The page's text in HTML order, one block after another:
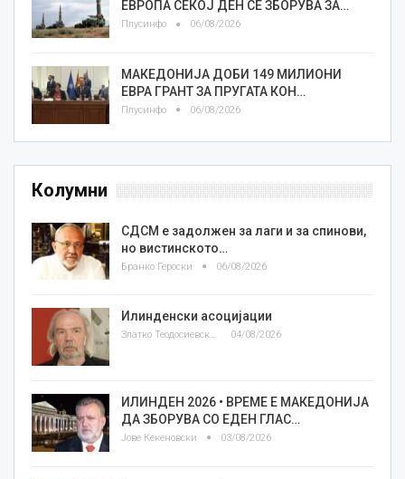
ЕВРОПА СЕКОЈ ДЕН СЕ ЗБОРУВА ЗА…
Плусинфо 06/08/2026
МАКЕДОНИЈА ДОБИ 149 МИЛИОНИ
ЕВРА ГРАНТ ЗА ПРУГАТА КОН…
Плусинфо 06/08/2026
Колумни
СДСМ е задолжен за лаги и за спинови,
но вистинското…
Бранко Героски 06/08/2026
Илинденски асоцијации
Златко Теодосиевски 04/08/2026
ИЛИНДЕН 2026 • ВРЕМЕ Е МАКЕДОНИЈА
ДА ЗБОРУВА СО ЕДЕН ГЛАС…
Јове Кекеновски 03/08/2026